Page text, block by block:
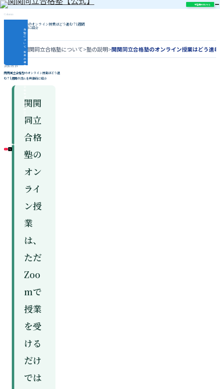
学習相談はこちら
当
塾
に
つ
い
て
授
業
の
様
子
指
導
内
関
関
対
策
コ
\ 各種SNS更新中 /
Column
関関同立合格塾のオンライン授業はどう進む？1週間
の流れを具体的に紹介
関関同立合格塾について>塾の説明>関関同立合格塾のオンライン授業はどう進
2026.05.19
関関同立合格塾のオンライン授業はどう進
む？1週間の流れを具体的に紹介
関関
同立
合格
塾の
オン
ライ
ン授
業
は、
ただ
Zoo
mで
授業
を受
ける
だけ
では